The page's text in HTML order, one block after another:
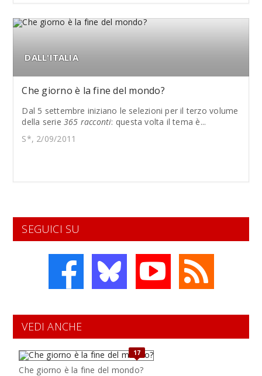
DALL'ITALIA
Che giorno è la fine del mondo?
Dal 5 settembre iniziano le selezioni per il terzo volume
della serie 365 racconti: questa volta il tema è...
S*, 2/09/2011
SEGUICI SU
VEDI ANCHE
17
Che giorno è la fine del mondo?